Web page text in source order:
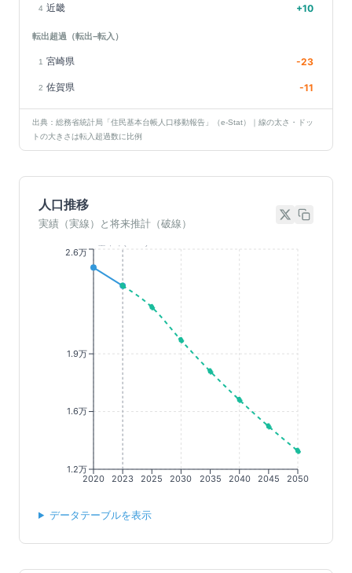
4 近畿 +10
転出超過（転出−転入）
1 宮崎県 -23
2 佐賀県 -11
出典：総務省統計局「住民基本台帳人口移動報告」（e-Stat）｜線の太さ・ドッ
トの大きさは転入超過数に比例
人口推移
実績（実線）と将来推計（破線）
2020 2023 2025 2030 2035 2040 2045 2050
1.2万
1.6万
1.9万
2.6万
データテーブルを表示